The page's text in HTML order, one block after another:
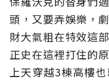
頭，又要弄娛樂，
財大氣粗在特效這
正史在這裡打住的
上天穿越3棟高樓